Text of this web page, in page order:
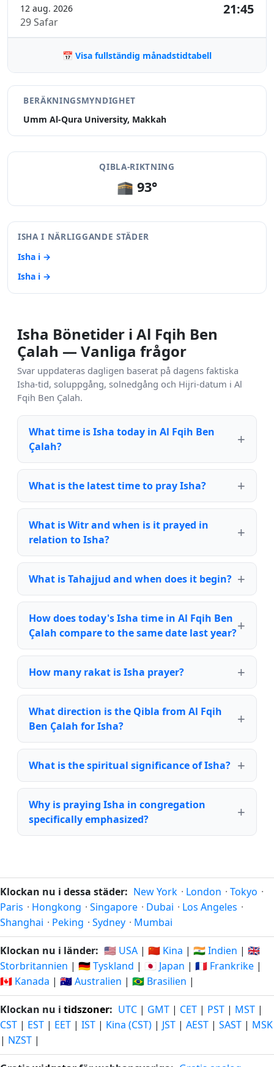
12 aug. 2026
29 Safar
21:45
📅 Visa fullständig månadstidtabell
BERÄKNINGSMYNDIGHET
Umm Al-Qura University, Makkah
QIBLA-RIKTNING
🕋 93°
ISHA I NÄRLIGGANDE STÄDER
Isha i →
Isha i →
Isha Bönetider i Al Fqih Ben
Çalah — Vanliga frågor
Svar uppdateras dagligen baserat på dagens faktiska
Isha-tid, soluppgång, solnedgång och Hijri-datum i Al
Fqih Ben Çalah.
What time is Isha today in Al Fqih Ben
Çalah?
What is the latest time to pray Isha?
What is Witr and when is it prayed in
relation to Isha?
What is Tahajjud and when does it begin?
How does today's Isha time in Al Fqih Ben
Çalah compare to the same date last year?
How many rakat is Isha prayer?
What direction is the Qibla from Al Fqih
Ben Çalah for Isha?
What is the spiritual significance of Isha?
Why is praying Isha in congregation
specifically emphasized?
Klockan nu i dessa städer: New York · London · Tokyo ·
Paris · Hongkong · Singapore · Dubai · Los Angeles ·
Shanghai · Peking · Sydney · Mumbai
Klockan nu i länder: 🇺🇸 USA | 🇨🇳 Kina | 🇮🇳 Indien | 🇬🇧
Storbritannien | 🇩🇪 Tyskland | 🇯🇵 Japan | 🇫🇷 Frankrike |
🇨🇦 Kanada | 🇦🇺 Australien | 🇧🇷 Brasilien |
Klockan nu i tidszoner: UTC | GMT | CET | PST | MST |
CST | EST | EET | IST | Kina (CST) | JST | AEST | SAST | MSK
| NZST |